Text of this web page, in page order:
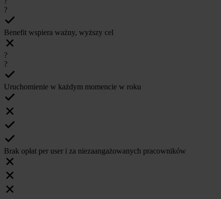
?
Benefit wspiera ważny, wyższy cel
?
?
Uruchomienie w każdym momencie w roku
Brak opłat per user i za niezaangażowanych pracowników